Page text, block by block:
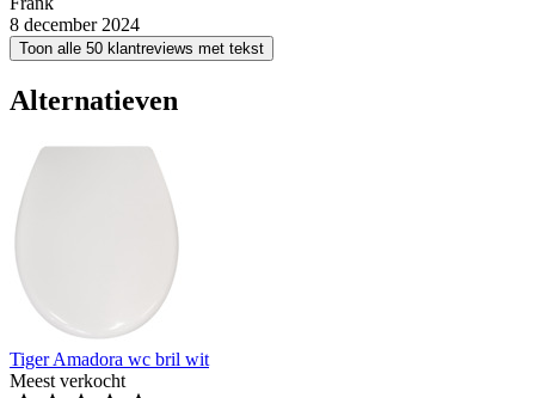
8 december 2024
Toon alle 50 klantreviews met tekst
Alternatieven
Tiger Amadora wc bril wit
Meest verkocht